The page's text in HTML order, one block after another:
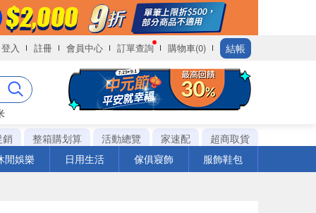
登入 註冊 會員中心 訂單查詢 購物車(0) 結帳
銷
整箱購划算 活動總覽 家速配
超商取貨
閒娛樂
日用生活 傢俱寢飾 服飾鞋包